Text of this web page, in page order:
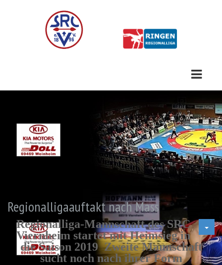
Regionalligaauftakt nach Mass
Regionalliga-Mannschaft des SRC
Viernheim startet mit Heimsieg in
die Saison 2019 Zweite Mannschaft
sucht noch nach ihrer Form